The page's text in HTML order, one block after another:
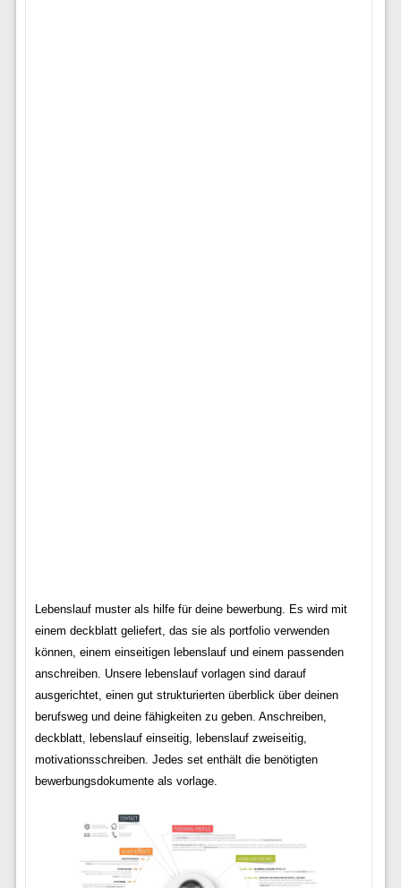
Lebenslauf muster als hilfe für deine bewerbung. Es wird mit
einem deckblatt geliefert, das sie als portfolio verwenden
können, einem einseitigen lebenslauf und einem passenden
anschreiben. Unsere lebenslauf vorlagen sind darauf
ausgerichtet, einen gut strukturierten überblick über deinen
berufsweg und deine fähigkeiten zu geben. Anschreiben,
deckblatt, lebenslauf einseitig, lebenslauf zweiseitig,
motivationsschreiben. Jedes set enthält die benötigten
bewerbungsdokumente als vorlage.